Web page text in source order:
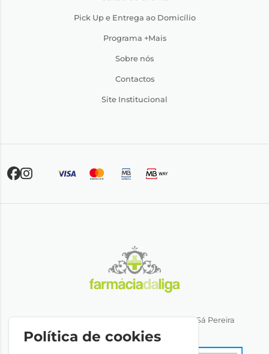
Pick Up e Entrega ao Domicílio
Programa +Mais
Sobre nós
Contactos
Site Institucional
Direção Técnica: Dra. Ana Rita Miranda de Sá Pereira
NIPC: 501064974
Política de cookies